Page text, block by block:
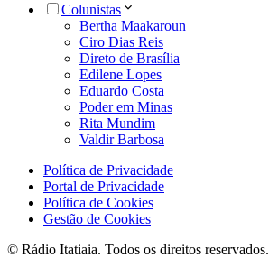
Colunistas
Bertha Maakaroun
Ciro Dias Reis
Direto de Brasília
Edilene Lopes
Eduardo Costa
Poder em Minas
Rita Mundim
Valdir Barbosa
Política de Privacidade
Portal de Privacidade
Política de Cookies
Gestão de Cookies
© Rádio Itatiaia. Todos os direitos reservados.